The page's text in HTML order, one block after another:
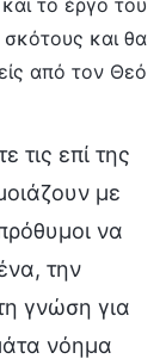
και θα
από τον Θεό
τις επί της
με
να
την
γνώση για
νόημα